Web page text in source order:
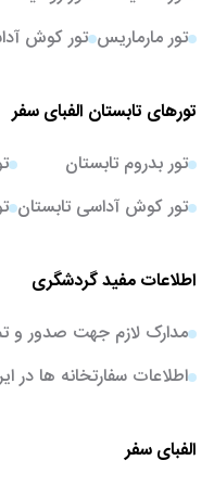
تور مارماریس تور کوش
تورهای تابستان الفبای سفر
تور بدروم تابستان
تور کوش آداسی تابستان
اطلاعات مفید گردشگری
مدارک لازم جهت صدور و
اطلاعات سفارتخانه ها در
الفبای سفر